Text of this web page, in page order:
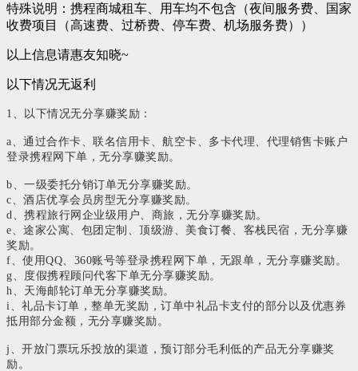
特殊说明：携程商城租车、用车均不包含（夜间服务费、国家
收费项目（高速费、过桥费、停车费、机场服务费））
以上信息请惠友知晓~
以下情况无返利
1、以下情况无分享赚奖励：
a、通过合作卡、联名信用卡、航空卡、多卡代理、代理销售卡账户
登录携程网下单，无分享赚奖励。
b、一级委托分销订单无分享赚奖励。
c、酒店优享会员房型无分享赚奖励。
d、携程旅行网企业级用户、商旅，无分享赚奖励。
e、途家公寓、包团定制、顶级游、美食订餐、客栈民宿，无分享赚
奖励。
f、使用QQ、360账号等登录携程网下单，无跟单，无分享赚奖励。
g、度假携程顾问代客下单无分享赚奖励。
h、天海邮轮订单无分享赚奖励。
i、礼品卡订单，整单无奖励，订单中礼品卡支付的部分以及优惠券
抵用部分金额，无分享赚奖励。
j、开放门票玩乐投放的渠道，预订部分毛利低的产品无分享赚奖
励。